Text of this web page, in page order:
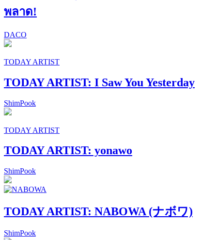
พลาด!
DACO
TODAY ARTIST
TODAY ARTIST: I Saw You Yesterday
ShimPook
TODAY ARTIST
TODAY ARTIST: yonawo
ShimPook
TODAY ARTIST: NABOWA (ナボワ)
ShimPook